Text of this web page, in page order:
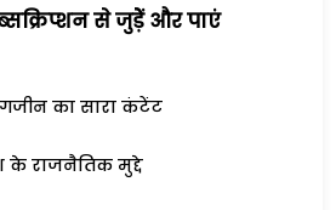
से जुड़ेें और पाएं
का सारा कंटेंट
के राजनैतिक मुद्दे